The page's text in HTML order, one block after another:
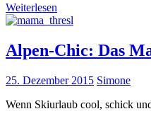
Weiterlesen
Alpen-Chic: Das
25. Dezember 2015 Simone
Wenn Skiurlaub cool, schick